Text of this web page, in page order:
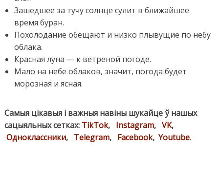
Зашедшее за тучу солнце сулит в ближайшее
время буран.
Похолодание обещают и низко плывущие по небу
облака.
Красная луна — к ветреной погоде.
Мало на небе облаков, значит, погода будет
морозная и ясная.
Самыя цікавыя і важныя навіны шукайце ў нашых
сацыяльных сетках: TikTok, Instagram, VK,
Одноклассники, Telegram, Facebook, Youtube.